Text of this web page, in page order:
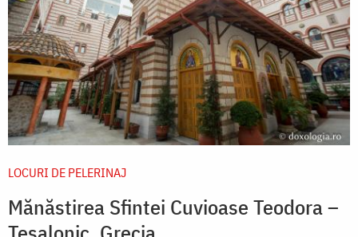
LOCURI DE PELERINAJ
Mănăstirea Sfintei Cuvioase Teodora –